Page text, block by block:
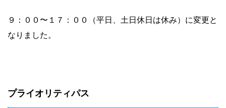
９：００〜１７：００（平日、土日休日は休み）に変更と
なりました。
プライオリティパス